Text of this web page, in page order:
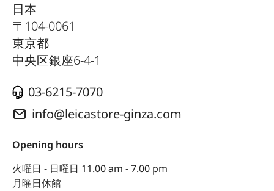
日本
〒 104-0061
東京都
中央区銀座6-4-1
03-6215-7070
info@leicastore-ginza.com
Opening hours
火曜日 - 日曜日 11.00 am - 7.00 pm
月曜日休館